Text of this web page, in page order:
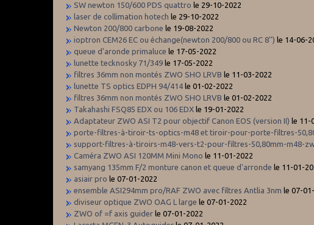
SW newton 150/600 PDS quattro le 29-10-2022
laser de collimation hotech le 29-10-2022
Newton 200/800 carbone le 19-08-2022
ioptron CEM26 EC ou échange(newton 200/800 ou RC 8'') le 14-06-
queue d'aronde primaluce le 17-05-2022
lunette tecknosky 71/349 le 17-05-2022
filtres 36mm non montés ZWO SHO LRVB le 11-03-2022
lunette TS optics EDPH 94/414 le 01-02-2022
filtres 36mm non montés ZWO SHO LRVB le 01-02-2022
Takahashi FSQ85 EDX ou 106 EDX le 19-01-2022
Adaptateur ZWO ASI T2 pour objectif Canon EOS (version II) le 11-
porte-filtres-à-tiroir-ts-optics-m48 et tiroir-pour-porte-filtres-
support-filtres-à-tiroirs-m48-vers-t2-pour-filtres-50,80mm-m48-
Caméra ZWO ASI 120MM Mini Mono le 11-01-2022
samyang 135mm F/2 monture canon et queue d'arronde le 11-01-
asiair pro le 07-01-2022
ensemble ASI294mm pro/RAF ZWO avec filtres Antlia 3nm le 07-
diviseur optique ZWO OAG L large le 07-01-2022
ZWO of =f axis guider le 07-01-2022